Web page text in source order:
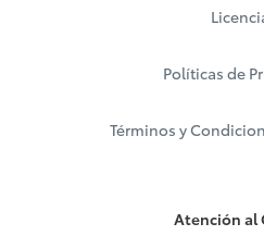
Políticas de
Términos y
Atención al